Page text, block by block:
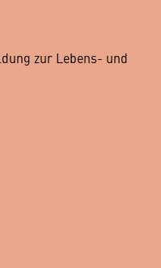
zur Lebens- und